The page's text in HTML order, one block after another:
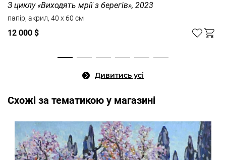
З циклу «Виходять мрії з берегів», 2023
папір, акрил, 40 x 60 см
12 000 $
Дивитись усі
Cхожі за тематикою у магазині